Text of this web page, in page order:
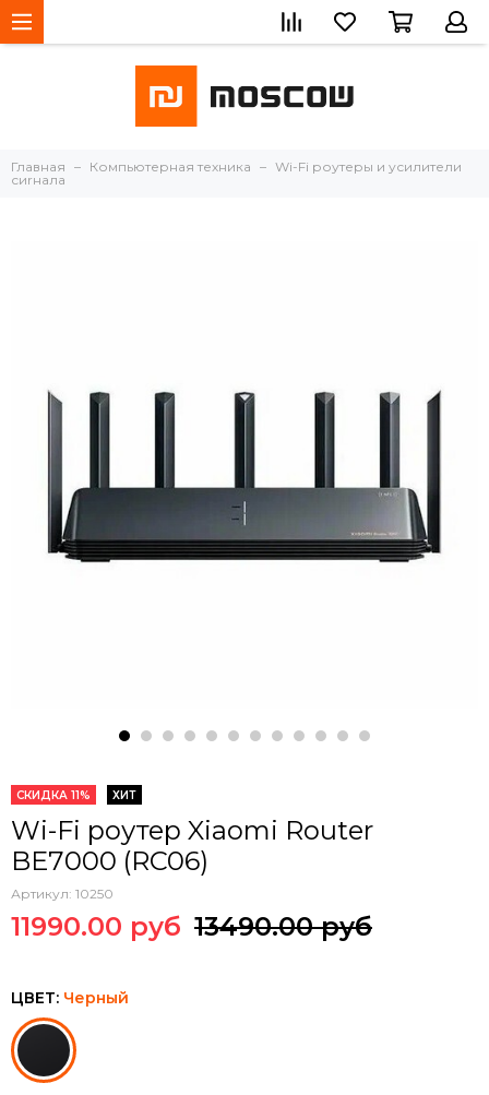
Главная Компьютерная техника
Wi-Fi роутеры и усилители
сиrнала
СКИДКА 11% ХИТ
Wi-Fi роутер Xiaomi Router
BE7000 (RC06)
Артикул: 10250
11990.00 руб 13490.00 руб
ЦВЕТ: Черный